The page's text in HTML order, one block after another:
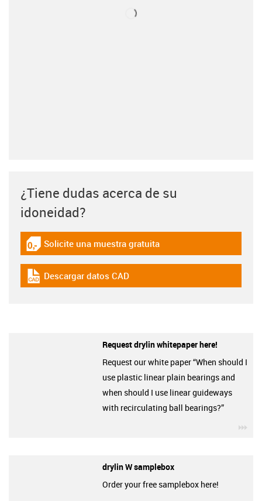
¿Tiene dudas acerca de su
idoneidad?
igus-icon-gratismuster
Solicite una muestra gratuita
igus-icon-cad-dateien
Descargar datos CAD
Request drylin whitepaper here!
Request our white paper “When should I
use plastic linear plain bearings and
when should I use linear guideways
with recirculating ball bearings?”
drylin W samplebox
Order your free samplebox here!